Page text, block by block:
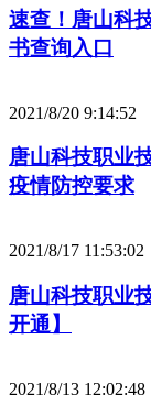
速查！唐山科
书查询入口
2021/8/20 9:14:52
唐山科技职业
疫情防控要求
2021/8/17 11:53:02
唐山科技职业
开通】
2021/8/13 12:02:48